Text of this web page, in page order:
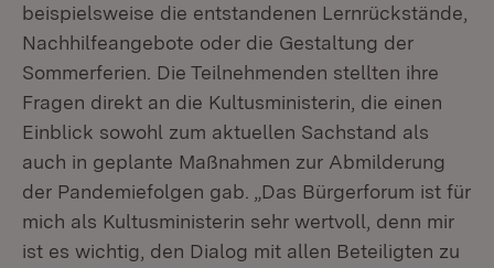
beispielsweise die entstandenen Lernrückstände,
Nachhilfeangebote oder die Gestaltung der
Sommerferien. Die Teilnehmenden stellten ihre
Fragen direkt an die Kultusministerin, die einen
Einblick sowohl zum aktuellen Sachstand als
auch in geplante Maßnahmen zur Abmilderung
der Pandemiefolgen gab. „Das Bürgerforum ist für
mich als Kultusministerin sehr wertvoll, denn mir
ist es wichtig, den Dialog mit allen Beteiligten zu